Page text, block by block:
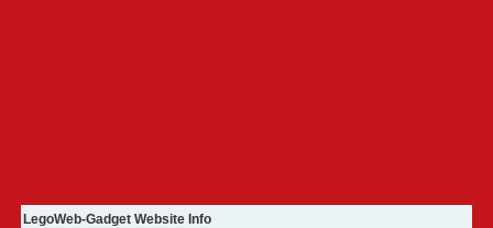
LegoWeb-Gadget Website Info